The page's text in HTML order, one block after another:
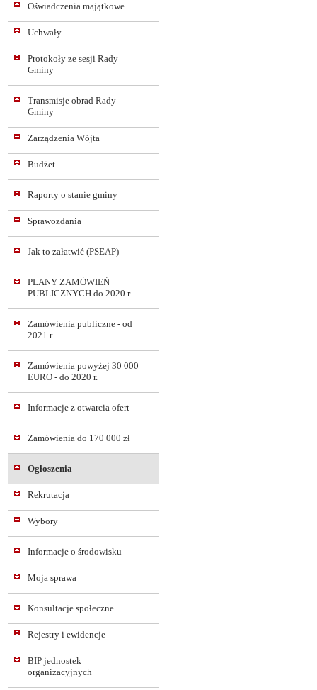
Oświadczenia majątkowe
Uchwały
Protokoły ze sesji Rady
Gminy
Transmisje obrad Rady
Gminy
Zarządzenia Wójta
Budżet
Raporty o stanie gminy
Sprawozdania
Jak to załatwić (PSEAP)
PLANY ZAMÓWIEŃ
PUBLICZNYCH do 2020 r
Zamówienia publiczne - od
2021 r.
Zamówienia powyżej 30 000
EURO - do 2020 r.
Informacje z otwarcia ofert
Zamówienia do 170 000 zł
Ogłoszenia
Rekrutacja
Wybory
Informacje o środowisku
Moja sprawa
Konsultacje społeczne
Rejestry i ewidencje
BIP jednostek
organizacyjnych